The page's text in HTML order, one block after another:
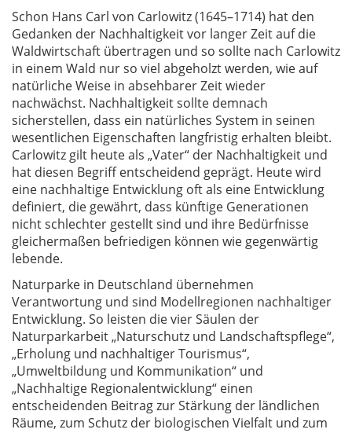
Schon Hans Carl von Carlowitz (1645–1714) hat den
Gedanken der Nachhaltigkeit vor langer Zeit auf die
Waldwirtschaft übertragen und so sollte nach Carlowitz
in einem Wald nur so viel abgeholzt werden, wie auf
natürliche Weise in absehbarer Zeit wieder
nachwächst. Nachhaltigkeit sollte demnach
sicherstellen, dass ein natürliches System in seinen
wesentlichen Eigenschaften langfristig erhalten bleibt.
Carlowitz gilt heute als „Vater“ der Nachhaltigkeit und
hat diesen Begriff entscheidend geprägt. Heute wird
eine nachhaltige Entwicklung oft als eine Entwicklung
definiert, die gewährt, dass künftige Generationen
nicht schlechter gestellt sind und ihre Bedürfnisse
gleichermaßen befriedigen können wie gegenwärtig
lebende.
Naturparke in Deutschland übernehmen
Verantwortung und sind Modellregionen nachhaltiger
Entwicklung. So leisten die vier Säulen der
Naturparkarbeit „Naturschutz und Landschaftspflege“,
„Erholung und nachhaltiger Tourismus“,
„Umweltbildung und Kommunikation“ und
„Nachhaltige Regionalentwicklung“ einen
entscheidenden Beitrag zur Stärkung der ländlichen
Räume, zum Schutz der biologischen Vielfalt und zum